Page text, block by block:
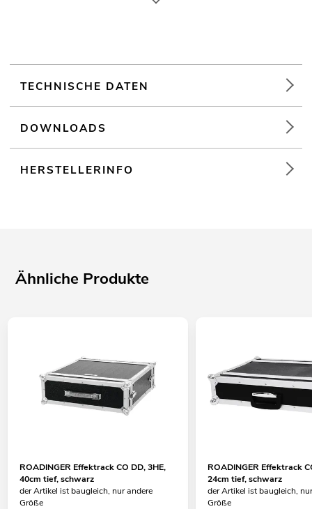
unter "Downloads" im Datenblatt
TECHNISCHE DATEN
DOWNLOADS
HERSTELLERINFO
Ähnliche Produkte
ROADINGER Effektrack CO DD, 3HE,
40cm tief, schwarz
der Artikel ist baugleich, nur andere
Größe
ROADINGER Effektrack
24cm tief, schwarz
der Artikel ist baugleich,
Größe